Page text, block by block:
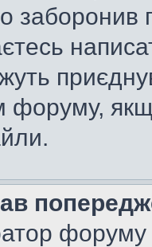
заборонив
форуму,